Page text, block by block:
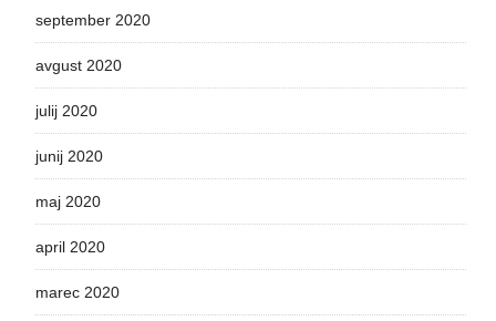
september 2020
avgust 2020
julij 2020
junij 2020
maj 2020
april 2020
marec 2020